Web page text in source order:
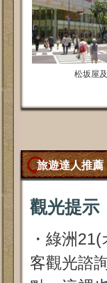
松坂屋
旅遊達人推薦
觀光提示
・綠洲
客觀光諮